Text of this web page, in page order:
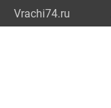
Vrachi74.ru